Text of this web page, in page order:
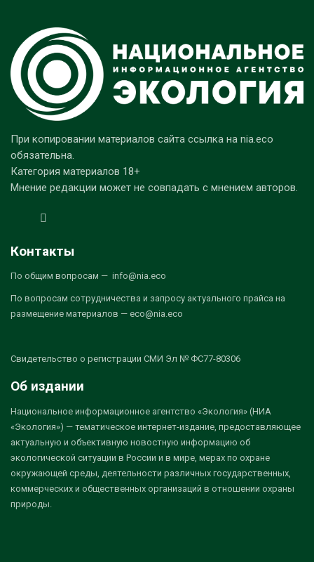
При копировании материалов сайта ссылка на nia.eco
обязательна.
Категория материалов 18+
Мнение редакции может не совпадать с мнением авторов.
Контакты
По общим вопросам — info@nia.eco
По вопросам сотрудничества и запросу актуального прайса на
размещение материалов — eco@nia.eco
Свидетельство о регистрации СМИ Эл № ФС77-80306
Об издании
Национальное информационное агентство «Экология» (НИА
«Экология») — тематическое интернет-издание, предоставляющее
актуальную и объективную новостную информацию об
экологической ситуации в России и в мире, мерах по охране
окружающей среды, деятельности различных государственных,
коммерческих и общественных организаций в отношении охраны
природы.